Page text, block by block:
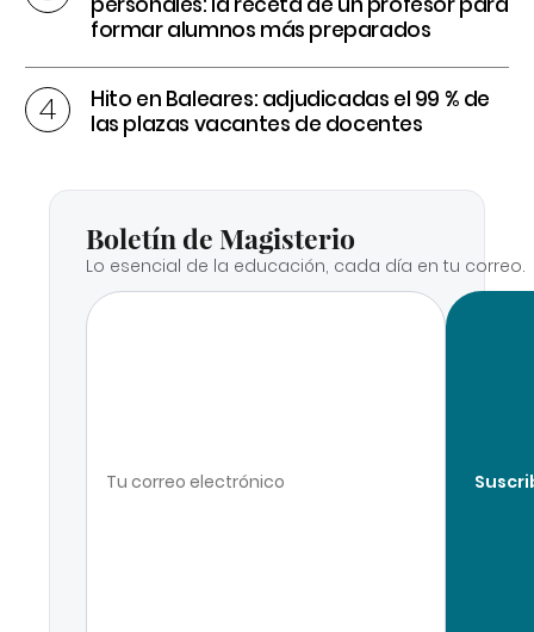
formar alumnos más preparados
Hito en Baleares: adjudicadas el 99 % de
las plazas vacantes de docentes
Boletín de Magisterio
Lo esencial de la educación, cada día en tu correo.